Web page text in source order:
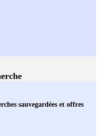
sauvegardées et offres